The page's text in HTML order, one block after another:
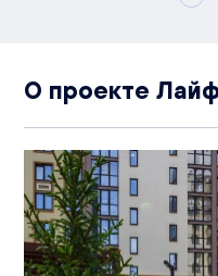
О проекте